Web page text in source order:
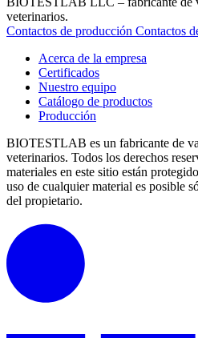
veterinarios.
Contactos de producción Contactos
Acerca de la empresa
Certificados
Nuestro equipo
Catálogo de productos
Producción
BIOTESTLAB es un fabricante de
veterinarios. Todos los derechos
materiales en este sitio están
uso de cualquier material es posible
del propietario.